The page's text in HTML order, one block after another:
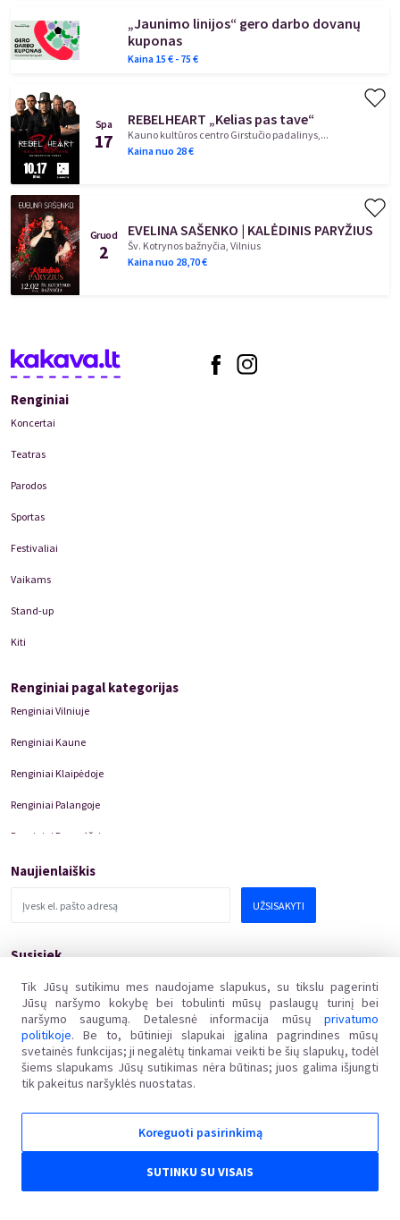
„Jaunimo linijos“ gero darbo dovanų
kuponas
Kaina 15 € - 75 €
Spa
17
REBELHEART „Kelias pas tave“
Kauno kultūros centro Girstučio padalinys,...
Kaina nuo 28€
Gruod
2
EVELINA SAŠENKO | KALĖDINIS PARYŽIUS
Šv. Kotrynos bažnyčia, Vilnius
Kaina nuo 28,70€
Tik Jūsų sutikimu mes naudojame slapukus, su tikslu pagerinti
Jūsų naršymo kokybę bei tobulinti mūsų paslaugų turinį bei
naršymo saugumą. Detalesnė informacija mūsų privatumo
politikoje. Be to, būtinieji slapukai įgalina pagrindines mūsų
svetainės funkcijas; ji negalėtų tinkamai veikti be šių slapukų, todėl
šiems slapukams Jūsų sutikimas nėra būtinas; juos galima išjungti
tik pakeitus naršyklės nuostatas.
Koreguoti pasirinkimą
SUTINKU SU VISAIS
Renginiai
Koncertai
Teatras
Parodos
Sportas
Festivaliai
Vaikams
Stand-up
Kiti
Renginiai pagal kategorijas
Renginiai Vilniuje
Renginiai Kaune
Renginiai Klaipėdoje
Renginiai Palangoje
Renginiai Panevėžyje
Domino Teatro Spektakliai
Naujienlaiškis
UŽSISAKYTI
Susisiek
Adresas:Žalgirio g.135, LT-08217 Vilnius
Įmonės kodas:304769369
PVM mokėtojo kodas :LT100011648218
Respublikos vartotojų teisių apsaugos įstatymo nustatyta tvarka Valstybinėje vartotojų teisių
51, faks. (8 5) 279 1466, interneto svetainė www.vvtat.lt. Elektroniniu būdu prašymą galite